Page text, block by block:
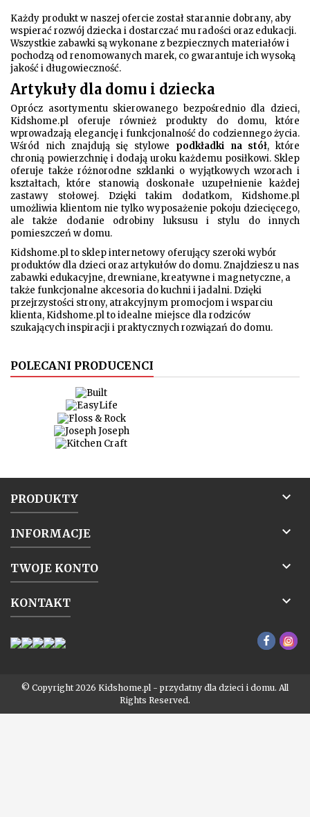
Każdy produkt w naszej ofercie został starannie dobrany, aby
wspierać rozwój dziecka i dostarczać mu radości oraz edukacji.
Wszystkie zabawki są wykonane z bezpiecznych materiałów i
pochodzą od renomowanych marek, co gwarantuje ich wysoką
jakość i długowieczność.
Artykuły dla domu i dziecka
Oprócz asortymentu skierowanego bezpośrednio dla dzieci,
Kidshome.pl oferuje również produkty do domu, które
wprowadzają elegancję i funkcjonalność do codziennego życia.
Wśród nich znajdują się stylowe podkładki na stół, które
chronią powierzchnię i dodają uroku każdemu posiłkowi. Sklep
oferuje także różnorodne szklanki o wyjątkowych wzorach i
kształtach, które stanowią doskonałe uzupełnienie każdej
zastawy stołowej. Dzięki takim dodatkom, Kidshome.pl
umożliwia klientom nie tylko wyposażenie pokoju dziecięcego,
ale także dodanie odrobiny luksusu i stylu do innych
pomieszczeń w domu.
Kidshome.pl to sklep internetowy oferujący szeroki wybór
produktów dla dzieci oraz artykułów do domu. Znajdziesz u nas
zabawki edukacyjne, drewniane, kreatywne i magnetyczne, a
także funkcjonalne akcesoria do kuchni i jadalni. Dzięki
przejrzystości strony, atrakcyjnym promocjom i wsparciu
klienta, Kidshome.pl to idealne miejsce dla rodziców
szukających inspiracji i praktycznych rozwiązań do domu.
POLECANI PRODUCENCI
PRODUKTY 
INFORMACJE 
TWOJE KONTO 
KONTAKT 
© Copyright 2026 Kidshome.pl - przydatny dla dzieci i domu. All
Rights Reserved.